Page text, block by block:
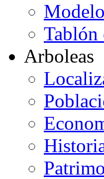
Tablón
Arboleas